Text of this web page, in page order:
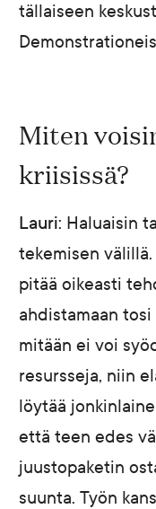
tällaiseen
Miten
kriisissä?
Lauri: Haluaisin
tekemisen
pitää oikeasti
ahdistamaan
mitään ei voi
resursseja, niin
löytää
että teen edes
juustopaketin
suunta. Työn